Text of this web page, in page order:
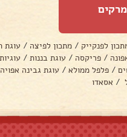
מרקים
לפנקייק / מתכון לפיצה / עוגת
/ פריקסה / עוגת בננות /
/ פלפל ממולא / עוגת גבינה אפויה
/ אסאדו